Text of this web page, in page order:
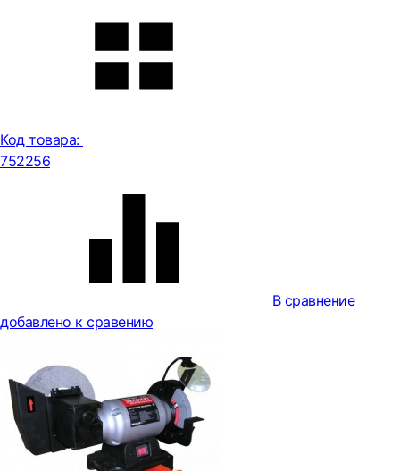
Код товара:
752256
В сравнение
добавлено к сравению